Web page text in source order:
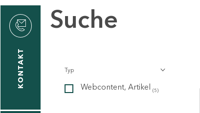
KONTAKT
Suche
Typ
Webcontent, Artikel (5)